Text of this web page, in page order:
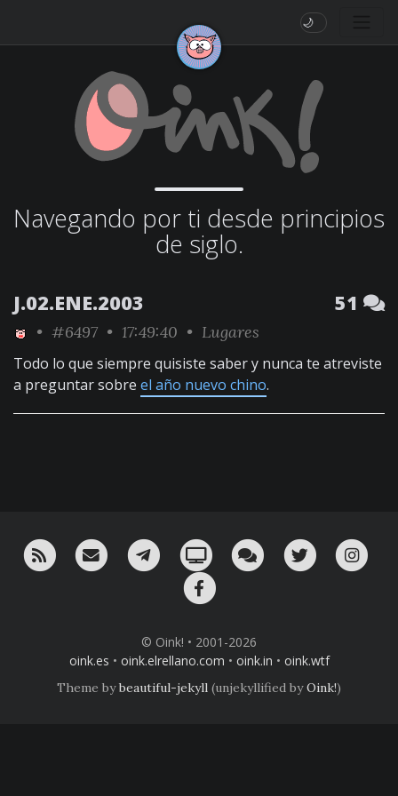
🌙
Navegando por ti desde principios
de siglo.
J.02.ENE.2003 51
• #6497 • 17:49:40 • Lugares
Todo lo que siempre quisiste saber y nunca te atreviste
a preguntar sobre el año nuevo chino.
RSS ¡Mándame un email!¡Nuestro canal en Telegram!
Oink! TV Charla con nosotros
Twitter
© Oink! • 2001-2026
oink.es • oink.elrellano.com • oink.in • oink.wtf
Theme bybeautiful-jekyll (unjekyllified byOink!)